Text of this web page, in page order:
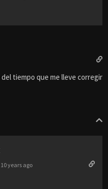
tiempo que me lleve corregir
10 years ago